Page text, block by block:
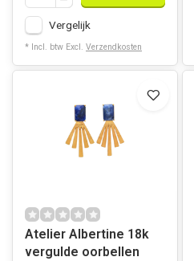
Vergelijk
* Incl. btw Excl. Verzendkosten
Atelier Albertine 18k
vergulde oorbellen